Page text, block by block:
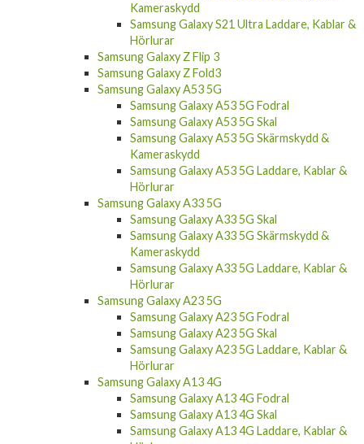
Kameraskydd
Samsung Galaxy S21 Ultra Laddare, Kablar &
Hörlurar
Samsung Galaxy Z Flip 3
Samsung Galaxy Z Fold3
Samsung Galaxy A53 5G
Samsung Galaxy A53 5G Fodral
Samsung Galaxy A53 5G Skal
Samsung Galaxy A53 5G Skärmskydd &
Kameraskydd
Samsung Galaxy A53 5G Laddare, Kablar &
Hörlurar
Samsung Galaxy A33 5G
Samsung Galaxy A33 5G Skal
Samsung Galaxy A33 5G Skärmskydd &
Kameraskydd
Samsung Galaxy A33 5G Laddare, Kablar &
Hörlurar
Samsung Galaxy A23 5G
Samsung Galaxy A23 5G Fodral
Samsung Galaxy A23 5G Skal
Samsung Galaxy A23 5G Laddare, Kablar &
Hörlurar
Samsung Galaxy A13 4G
Samsung Galaxy A13 4G Fodral
Samsung Galaxy A13 4G Skal
Samsung Galaxy A13 4G Laddare, Kablar &